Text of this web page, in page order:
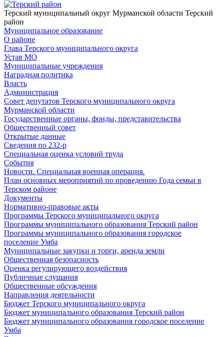
Терский муниципальный округ Мурманской области Терский
район
Муниципальное образование
О районе
Глава Терского муниципального округа
Устав МО
Муниципальные учреждения
Наградная политика
Власть
Администрация
Совет депутатов Терского муниципального округа
Мурманской области
Государственные органы, фонды, представительства
Общественный совет
Открытые данные
Сведения по 232-р
Специальная оценка условий труда
События
Новости. Специальная военная операция.
План основных мероприятий по проведению Года семьи в
Терском районе
Документы
Нормативно-правовые акты
Программы Терского муниципального округа
Программы муниципального образования Терский район
Программы муниципального образования городское
поселение Умба
Муниципальные закупки и торги, аренда земли
Общественная безопасность
Оценка регулирующего воздействия
Публичные слушания
Общественные обсуждения
Направления деятельности
Бюджет Терского муниципального округа
Бюджет муниципального образования Терский район
Бюджет муниципального образования городское поселение
Умба